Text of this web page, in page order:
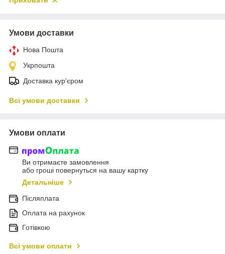
Умови доставки
Нова Пошта
Укрпошта
Доставка кур'єром
Всі умови доставки
Умови оплати
Ви отримаєте замовлення
або гроші повернуться на вашу картку
Детальніше
Післяплата
Оплата на рахунок
Готівкою
Всі умови оплати